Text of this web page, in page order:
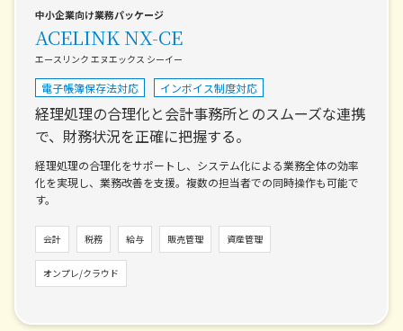
中小企業向け業務パッケージ
ACELINK NX-CE
エースリンク エヌエックス シーイー
電子帳簿保存法対応 インボイス制度対応
経理処理の合理化と会計事務所とのスムーズな連携
で、財務状況を正確に把握する。
経理処理の合理化をサポートし、システム化による業務全体の効率
化を実現し、業務改善を支援。複数の担当者での同時操作も可能で
す。
会計 税務 給与 販売管理 資産管理
オンプレ/クラウド